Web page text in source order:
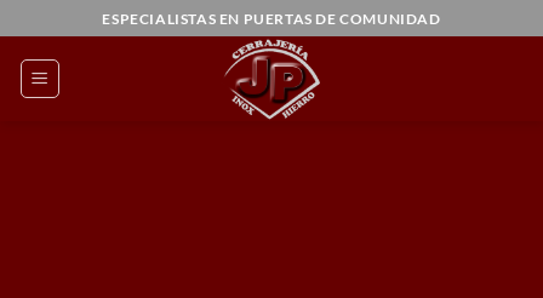
al
contenido
ESPECIALISTAS EN PUERTAS DE COMUNIDAD